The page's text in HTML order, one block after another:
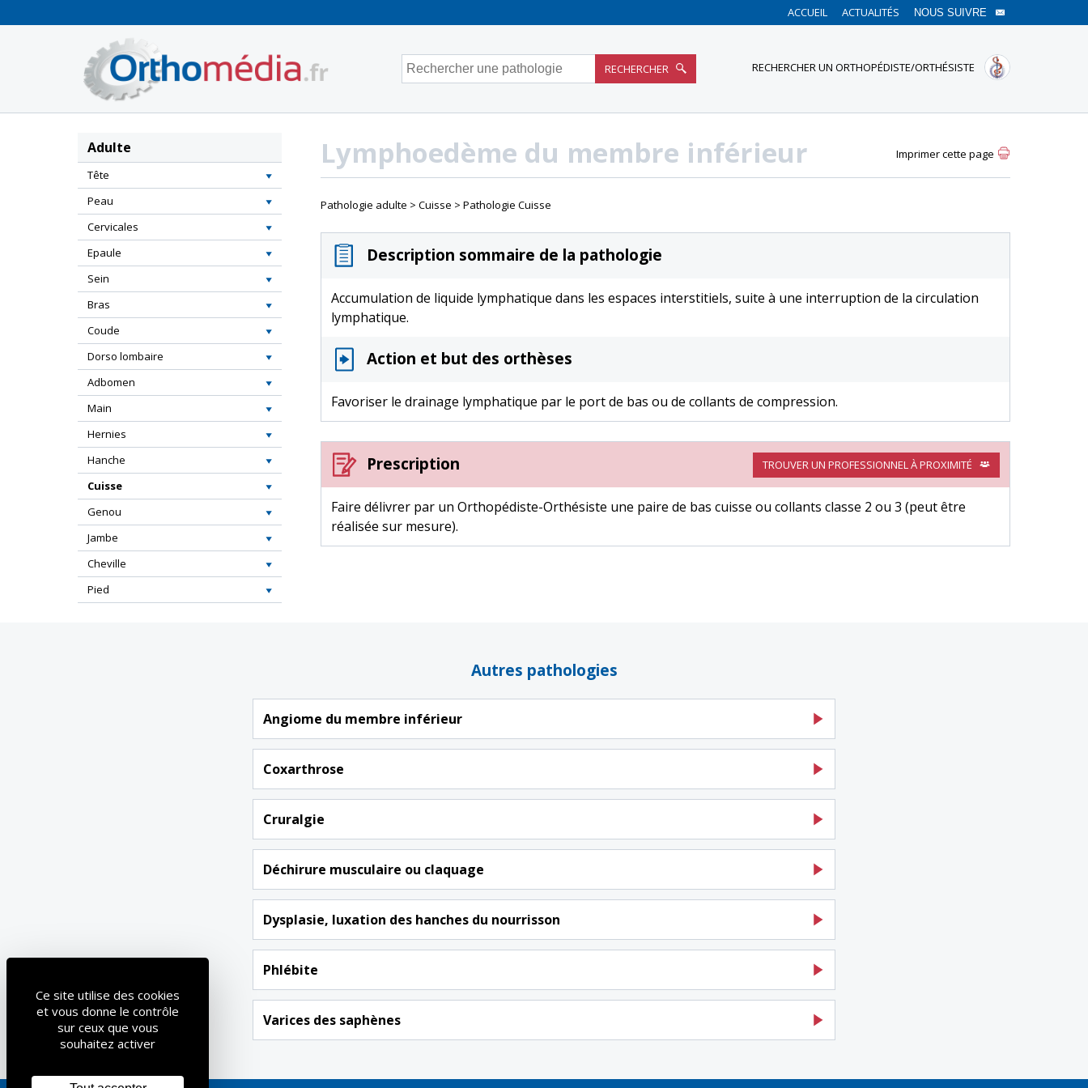
ACCUEIL ACTUALITÉS NOUS SUIVRE
Rechercher une pathologie RECHERCHER RECHERCHER UN ORTHOPÉDISTE/ORTHÉSISTE
Adulte
Tête
Peau
Cervicales
Epaule
Sein
Bras
Coude
Dorso lombaire
Adbomen
Main
Hernies
Hanche
Cuisse
Genou
Jambe
Cheville
Pied
Lymphoedème du membre inférieur Imprimer cette page
Pathologie adulte Cuisse Pathologie Cuisse
Description sommaire de la pathologie
Accumulation de liquide lymphatique dans les espaces interstitiels, suite à une interruption de la circulation
lymphatique.
Action et but des orthèses
Favoriser le drainage lymphatique par le port de bas ou de collants de compression.
Prescription TROUVER UN PROFESSIONNEL À PROXIMITÉ
Faire délivrer par un Orthopédiste-Orthésiste une paire de bas cuisse ou collants classe 2 ou 3 (peut être
réalisée sur mesure).
Autres pathologies
Angiome du membre inférieur
Coxarthrose
Cruralgie
Déchirure musculaire ou claquage
Dysplasie, luxation des hanches du nourrisson
Phlébite
Varices des saphènes
Ce site utilise des cookies
et vous donne le contrôle
sur ceux que vous
souhaitez activer